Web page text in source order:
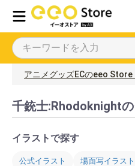
アニメグッズECのeeo Store
千銃士:Rhodoknight
イラストで探す
公式イラスト 場面写イラスト